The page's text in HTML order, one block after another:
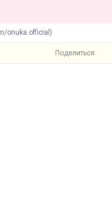
onuka.official)
Поделиться: